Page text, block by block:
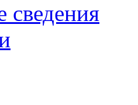
сведения